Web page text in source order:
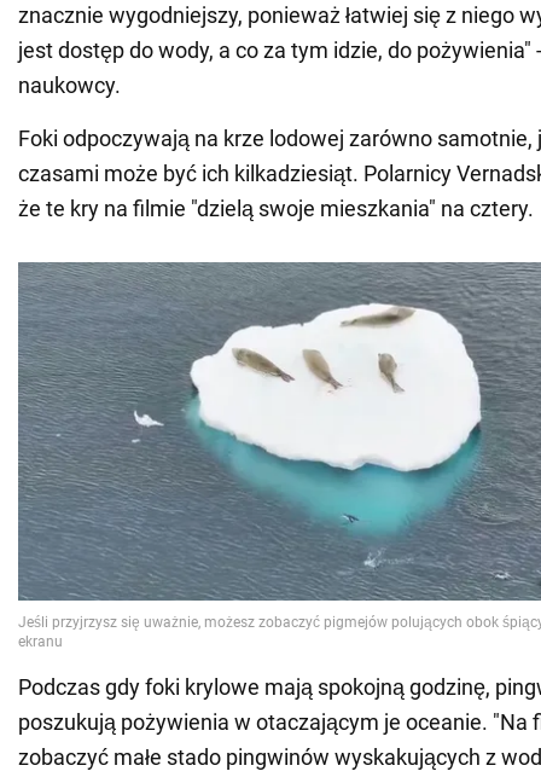
znacznie wygodniejszy, ponieważ łatwiej się z niego
jest dostęp do wody, a co za tym idzie, do pożywienia"
naukowcy.
Foki odpoczywają na krze lodowej zarówno samotnie,
czasami może być ich kilkadziesiąt. Polarnicy
że te kry na filmie "dzielą swoje mieszkania" na cztery.
Podczas gdy foki krylowe mają spokojną godzinę,
poszukują pożywienia w otaczającym je oceanie. "Na
zobaczyć małe stado pingwinów wyskakujących z